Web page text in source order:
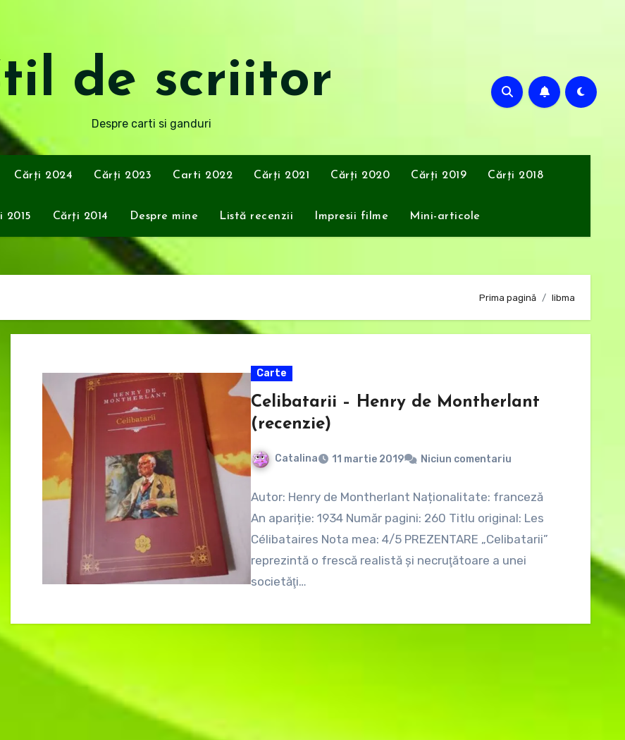
de scriitor
Despre carti si ganduri
Cărți 2024 Cărți 2023 Carti 2022 Cărți 2021 Cărți 2020 Cărți 2019 Cărți 2018
2015 Cărți 2014 Despre mine Listă recenzii Impresii filme Mini-articole
Prima pagină libma
Carte
Celibatarii – Henry de Montherlant
(recenzie)
Catalina 11 martie 2019 Niciun comentariu
Autor: Henry de Montherlant Naționalitate: franceză
An apariție: 1934 Număr pagini: 260 Titlu original: Les
Célibataires Nota mea: 4/5 PREZENTARE „Celibatarii”
reprezintă o frescă realistă şi necruţătoare a unei
societăţi…